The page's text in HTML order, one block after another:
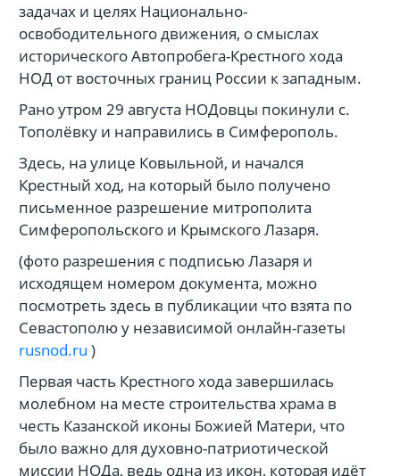
задачах и целях Национально-
освободительного движения, о смыслах
исторического Автопробега-Крестного хода
НОД от восточных границ России к западным.
Рано утром 29 августа НОДовцы покинули с.
Тополёвку и направились в Симферополь.
Здесь, на улице Ковыльной, и начался
Крестный ход, на который было получено
письменное разрешение митрополита
Симферопольского и Крымского Лазаря.
(фото разрешения с подписью Лазаря и
исходящем номером документа, можно
посмотреть здесь в публикации что взята по
Севастополю у независимой онлайн-газеты
rusnod.ru )
Первая часть Крестного хода завершилась
молебном на месте строительства храма в
честь Казанской иконы Божией Матери, что
было важно для духовно-патриотической
миссии НОДа, ведь одна из икон, которая идёт